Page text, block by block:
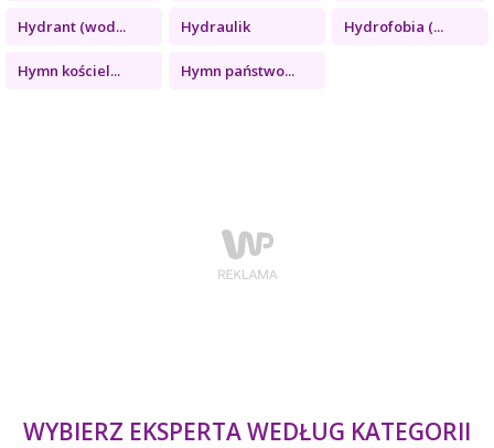
Hydrant (wod... Hydraulik Hydrofobia (...
Hymn kościel... Hymn państwo...
WYBIERZ EKSPERTA WEDŁUG KATEGORII